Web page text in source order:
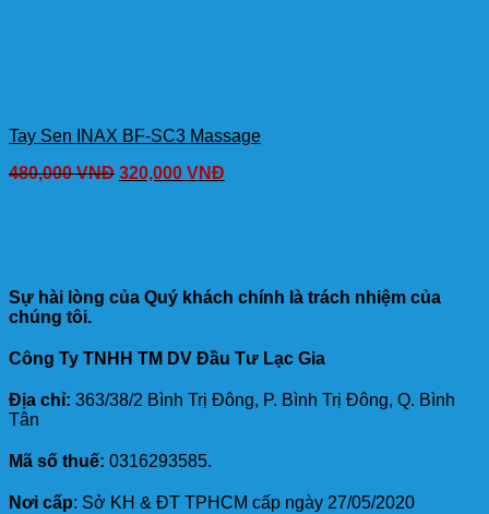
Tay Sen INAX BF-SC3 Massage
480,000VNĐ 320,000 VNĐ
Sự hài lòng của Quý khách chính là trách nhiệm của
chúng tôi.
Công Ty TNHH TM DV Đầu Tư Lạc Gia
Địa chỉ: 363/38/2 Bình Trị Đông, P. Bình Trị Đông, Q. Bình
Tân
Mã số thuế: 0316293585.
Nơi cấp: Sở KH & ĐT TPHCM cấp ngày 27/05/2020